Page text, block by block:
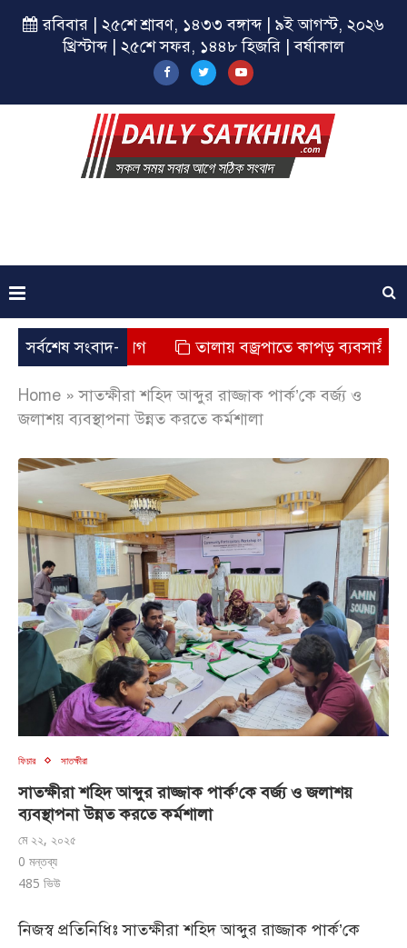
রবিবার | ২৫শে শ্রাবণ, ১৪৩৩ বঙ্গাব্দ | ৯ই আগস্ট, ২০২৬
খ্রিস্টাব্দ | ২৫শে সফর, ১৪৪৮ হিজরি | বর্ষাকাল
সর্বশেষ সংবাদ-
অভিযোগ তালায় বজ্রপাতে কাপড় ব্যবসায়ীর মৃত্যু
Home »সাতক্ষীরা শহিদ আব্দুর রাজ্জাক পার্ক’কে বর্জ্য ও
জলাশয় ব্যবস্থাপনা উন্নত করতে কর্মশালা
ফিচার সাতক্ষীরা
সাতক্ষীরা শহিদ আব্দুর রাজ্জাক পার্ক’কে বর্জ্য ও জলাশয়
ব্যবস্থাপনা উন্নত করতে কর্মশালা
মে ২২, ২০২৫
0 মন্তব্য
485 ভিউ
নিজস্ব প্রতিনিধিঃ সাতক্ষীরা শহিদ আব্দুর রাজ্জাক পার্ক’কে